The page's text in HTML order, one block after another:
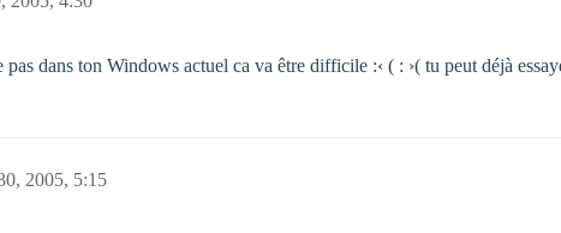
dans ton Windows actuel ca va être difficile :‹ ( : ›( tu peut déjà
2005, 5:15